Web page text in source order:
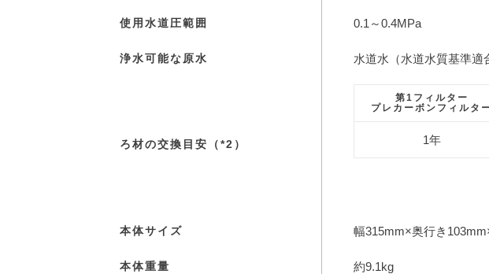
使用水道圧範囲 0.1～0.4MPa
浄水可能な原水 水道水（水道水質基準適
ろ材の交換目安（*2）
第1フィルター
プレカーボンフィルタ
1年
本体サイズ 幅315mm×奥行き
本体重量 約9.1kg